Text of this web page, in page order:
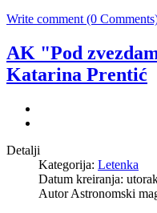
Write comment (0
AK "Pod
Katarina Prentić
Detalji
Kategorija: Letenka
Datum kreiranja:
AutorAstronomski